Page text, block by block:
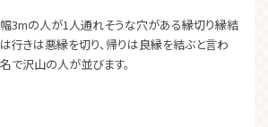
幅3mの人が1人通れそうな穴がある縁切り縁結
行きは悪縁を切り、帰りは良縁を結ぶと言わ
で沢山の人が並びます。